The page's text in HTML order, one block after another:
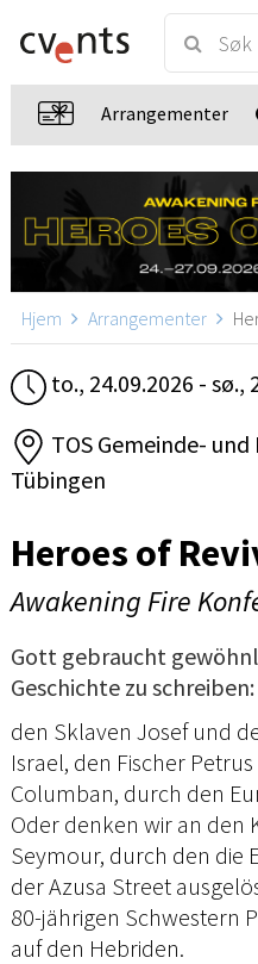
Arrangementer
Hjem Arrangementer
to., 24.09.2026 - sø.,
TOS Gemeinde-
Tübingen
Heroes of
Awakening Fire
Gott gebraucht
Geschichte zu schreiben:
den Sklaven Josef und
Israel, den Fischer
Columban, durch den
Oder denken wir an den
Seymour, durch den die
der Azusa Street
80-jährigen Schwestern
auf den Hebriden.